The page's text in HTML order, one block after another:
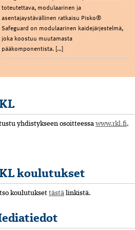
toteutettava, modulaarinen ja
asentajaystävällinen ratkaisu Pisko®
Safeguard on modulaarinen kaidejärjestelmä,
joka koostuu muutamasta
pääkomponentista. […]
yhdistykseen osoitteessa www.rkl.fi.
koulutukset
koulutukset tästä linkistä.